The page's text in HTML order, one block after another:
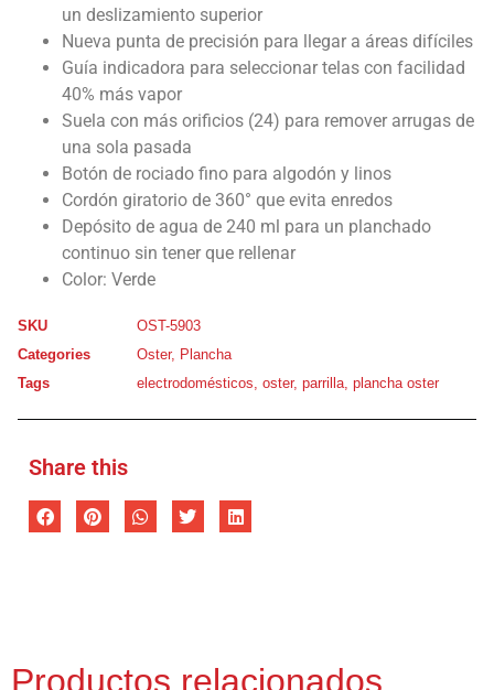
un deslizamiento superior
Nueva punta de precisión para llegar a áreas difíciles
Guía indicadora para seleccionar telas con facilidad
40% más vapor
Suela con más orificios (24) para remover arrugas de
una sola pasada
Botón de rociado fino para algodón y linos
Cordón giratorio de 360° que evita enredos
Depósito de agua de 240 ml para un planchado
continuo sin tener que rellenar
Color: Verde
SKU
OST-5903
Categories
Oster, Plancha
Tags
electrodomésticos, oster, parrilla, plancha oster
Share this
Productos relacionados